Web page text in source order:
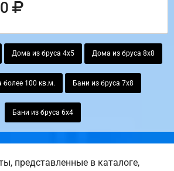
Дома из бруса 4х5 Дома из бруса 8х8
более 100 кв.м. Бани из бруса 7х8
Бани из бруса 6х4
представленные в каталоге,